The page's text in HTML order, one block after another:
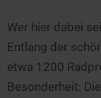
Wer hier dabei
Entlang der
etwa 1200
Besonderheit: